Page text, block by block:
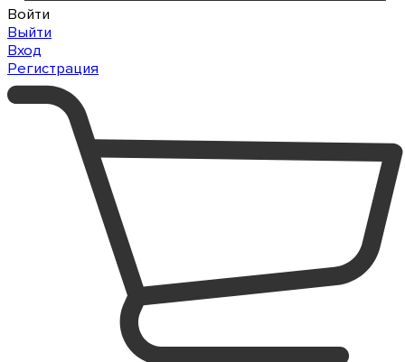
Войти
Выйти
Вход
Регистрация